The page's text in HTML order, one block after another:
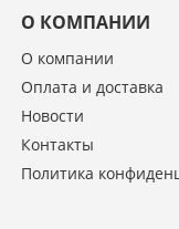
О КОМПАНИИ
О компании
Оплата и доставка
Новости
Контакты
Политика